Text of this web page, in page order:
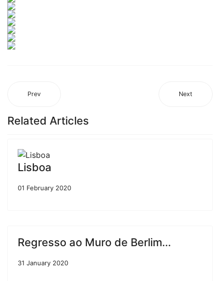
Prev Next
Related Articles
Lisboa
01 February 2020
Regresso ao Muro de Berlim...
31 January 2020